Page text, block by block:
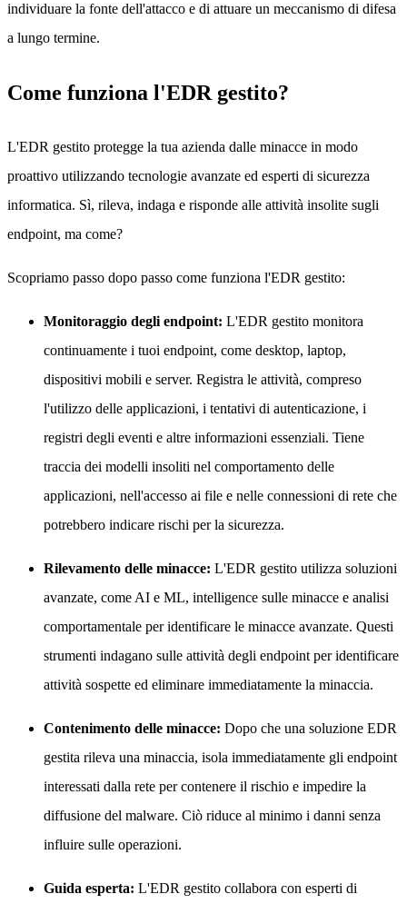
individuare la fonte dell'attacco e di attuare un meccanismo di difesa
a lungo termine.
Come funziona l'EDR gestito?
L'EDR gestito protegge la tua azienda dalle minacce in modo
proattivo utilizzando tecnologie avanzate ed esperti di sicurezza
informatica. Sì, rileva, indaga e risponde alle attività insolite sugli
endpoint, ma come?
Scopriamo passo dopo passo come funziona l'EDR gestito:
Monitoraggio degli endpoint: L'EDR gestito monitora
continuamente i tuoi endpoint, come desktop, laptop,
dispositivi mobili e server. Registra le attività, compreso
l'utilizzo delle applicazioni, i tentativi di autenticazione, i
registri degli eventi e altre informazioni essenziali. Tiene
traccia dei modelli insoliti nel comportamento delle
applicazioni, nell'accesso ai file e nelle connessioni di rete che
potrebbero indicare rischi per la sicurezza.
Rilevamento delle minacce: L'EDR gestito utilizza soluzioni
avanzate, come AI e ML, intelligence sulle minacce e analisi
comportamentale per identificare le minacce avanzate. Questi
strumenti indagano sulle attività degli endpoint per identificare
attività sospette ed eliminare immediatamente la minaccia.
Contenimento delle minacce: Dopo che una soluzione EDR
gestita rileva una minaccia, isola immediatamente gli endpoint
interessati dalla rete per contenere il rischio e impedire la
diffusione del malware. Ciò riduce al minimo i danni senza
influire sulle operazioni.
Guida esperta: L'EDR gestito collabora con esperti di